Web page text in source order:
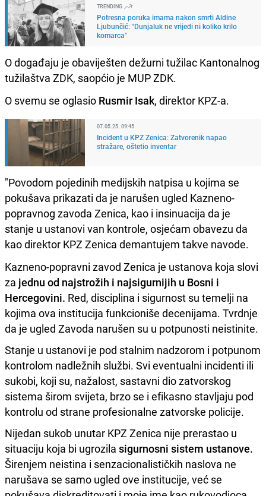
TRENDING
Potresna poruka imama nakon smrti Aldine
Ljubunčić: "Dunjaluk ne vrijedi ni koliko krilo
komarca"
O događaju je obaviješten dežurni tužilac Kantonalnog
tužilaštva ZDK, saopćio je MUP ZDK.
O svemu se oglasio Rusmir Isak, direktor KPZ-a.
07.05.25. 09:45
Incident u KPZ Zenica: Zatvorenik napao
stražare, oštetio inventar
"Povodom pojedinih medijskih natpisa u kojima se
pokušava prikazati da je narušen ugled Kazneno-
popravnog zavoda Zenica, kao i insinuacija da je
stanje u ustanovi van kontrole, osjećam obavezu da
kao direktor KPZ Zenica demantujem takve navode.
Kazneno-popravni zavod Zenica je ustanova koja slovi
za jednu od najstrožih i najsigurnijih u Bosni i
Hercegovini. Red, disciplina i sigurnost su temelji na
kojima ova institucija funkcioniše decenijama. Tvrdnje
da je ugled Zavoda narušen su u potpunosti neistinite.
Stanje u ustanovi je pod stalnim nadzorom i potpunom
kontrolom nadležnih službi. Svi eventualni incidenti ili
sukobi, koji su, nažalost, sastavni dio zatvorskog
sistema širom svijeta, brzo se i efikasno stavljaju pod
kontrolu od strane profesionalne zatvorske policije.
Nijedan sukob unutar KPZ Zenica nije prerastao u
situaciju koja bi ugrozila sigurnosni sistem ustanove.
Širenjem neistina i senzacionalističkih naslova ne
narušava se samo ugled ove institucije, već se